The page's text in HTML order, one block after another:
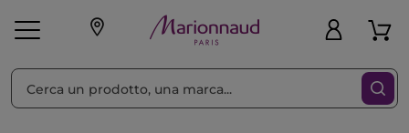
Ordina per Filtra